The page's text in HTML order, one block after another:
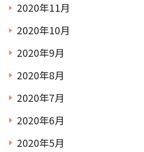
2020年11月
2020年10月
2020年9月
2020年8月
2020年7月
2020年6月
2020年5月